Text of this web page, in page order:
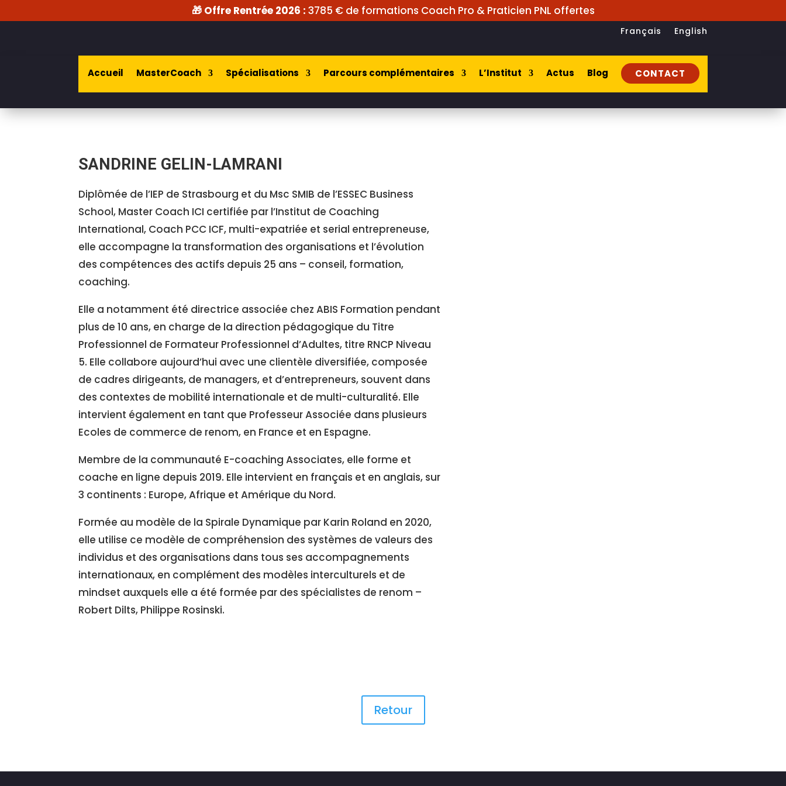
🎁 Offre Rentrée 2026 : 3785 € de formations Coach Pro & Praticien PNL offertes
Français English
Accueil MasterCoach Spécialisations Parcours complémentaires L’Institut Actus Blog CONTACT
SANDRINE GELIN-LAMRANI
Diplômée de l’IEP de Strasbourg et du Msc SMIB de l’ESSEC Business
School, Master Coach ICI certifiée par l’Institut de Coaching
International, Coach PCC ICF, multi-expatriée et serial entrepreneuse,
elle accompagne la transformation des organisations et l’évolution
des compétences des actifs depuis 25 ans – conseil, formation,
coaching.
Elle a notamment été directrice associée chez ABIS Formation pendant
plus de 10 ans, en charge de la direction pédagogique du Titre
Professionnel de Formateur Professionnel d’Adultes, titre RNCP Niveau
5. Elle collabore aujourd’hui avec une clientèle diversifiée, composée
de cadres dirigeants, de managers, et d’entrepreneurs, souvent dans
des contextes de mobilité internationale et de multi-culturalité. Elle
intervient également en tant que Professeur Associée dans plusieurs
Ecoles de commerce de renom, en France et en Espagne.
Membre de la communauté E-coaching Associates, elle forme et
coache en ligne depuis 2019. Elle intervient en français et en anglais, sur
3 continents : Europe, Afrique et Amérique du Nord.
Formée au modèle de la Spirale Dynamique par Karin Roland en 2020,
elle utilise ce modèle de compréhension des systèmes de valeurs des
individus et des organisations dans tous ses accompagnements
internationaux, en complément des modèles interculturels et de
mindset auxquels elle a été formée par des spécialistes de renom –
Robert Dilts, Philippe Rosinski.
Retour